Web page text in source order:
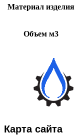
Материал изделия
Объем м3
Карта сайта